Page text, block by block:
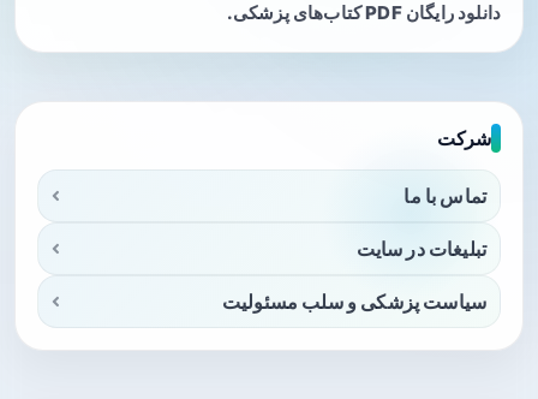
دانلود رایگان PDF کتاب‌های پزشکی.
شرکت
تماس با ما
تبلیغات در سایت
سیاست پزشکی و سلب مسئولیت